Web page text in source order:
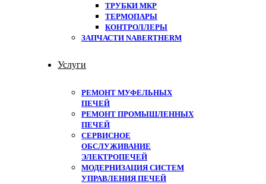
ТРУБКИ МКР
ТЕРМОПАРЫ
КОНТРОЛЛЕРЫ
ЗАПЧАСТИ NABERTHERM
Услуги
РЕМОНТ МУФЕЛЬНЫХ
ПЕЧЕЙ
РЕМОНТ ПРОМЫШЛЕННЫХ
ПЕЧЕЙ
СЕРВИСНОЕ
ОБСЛУЖИВАНИЕ
ЭЛЕКТРОПЕЧЕЙ
МОДЕРНИЗАЦИЯ СИСТЕМ
УПРАВЛЕНИЯ ПЕЧЕЙ